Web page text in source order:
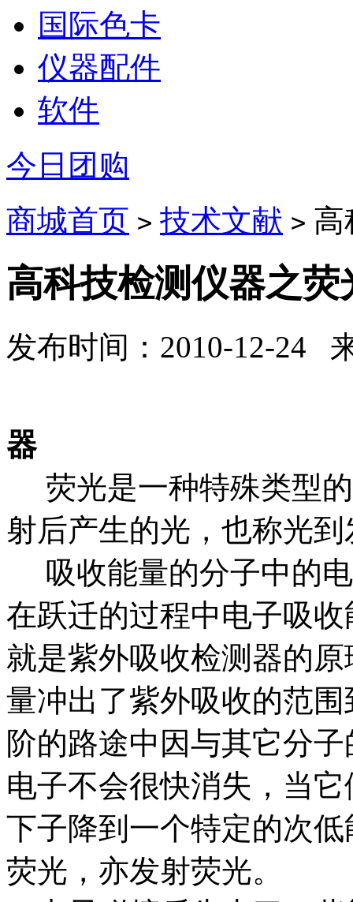
国际色卡
仪器配件
软件
今日团购
商城首页 > 技术文献 > 高
高科技检测仪器之荧
发布时间：2010-12-24
器
荧光是一种特殊类型
射后产生的光，也称光到
吸收能量的分子中的
在跃迁的过程中电子吸
就是紫外吸收检测器的
量冲出了紫外吸收的范
阶的路途中因与其它分
电子不会很快消失，当
下子降到一个特定的次
荧光，亦发射荧光。